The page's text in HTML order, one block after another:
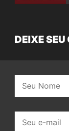
DEIXE
mail: